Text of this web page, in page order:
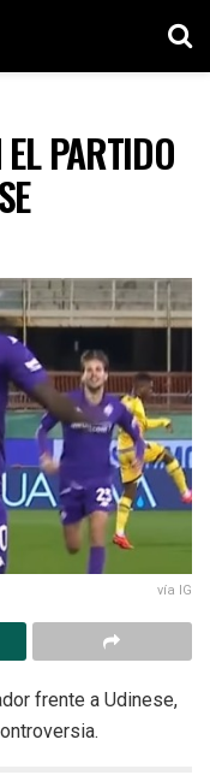
PARTIDO
vía IG
frente a Udinese,